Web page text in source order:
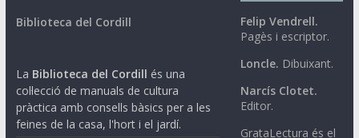
Biblioteca del Cordill
La Biblioteca del Cordill és una
col·lecció de manuals de cultura
pràctica amb consells bàsics per a les
feines de la casa, l'hort i el jardí.
Felip Vendrell.
Pagès i escriptor.
Loncle. Dibuixant.
Narcís Clotet.
Editor.
GrataLectura és el